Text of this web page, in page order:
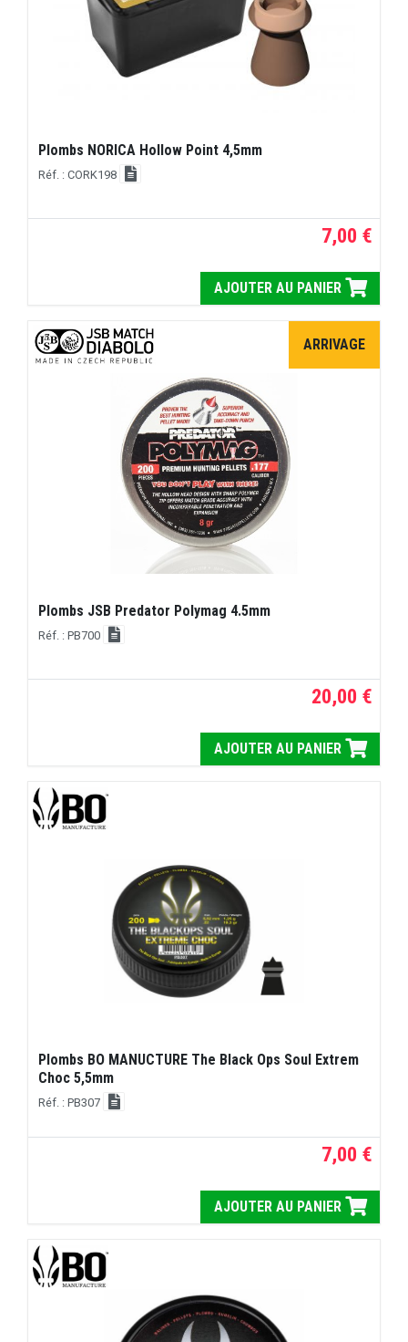
Plombs NORICA Hollow Point 4,5mm
Réf. : CORK198
7,00 €
AJOUTER AU PANIER
ARRIVAGE
Plombs JSB Predator Polymag 4.5mm
Réf. : PB700
20,00 €
AJOUTER AU PANIER
Plombs BO MANUCTURE The Black Ops Soul Extrem
Choc 5,5mm
Réf. : PB307
7,00 €
AJOUTER AU PANIER